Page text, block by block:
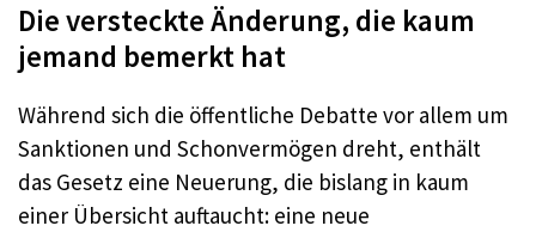
Die versteckte Änderung, die kaum
jemand bemerkt hat
Während sich die öffentliche Debatte vor allem um
Sanktionen und Schonvermögen dreht, enthält
das Gesetz eine Neuerung, die bislang in kaum
einer Übersicht auftaucht: eine neue